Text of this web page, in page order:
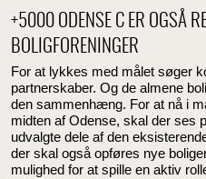
+5000 ODENSE C ER OGSÅ
BOLIGFORENINGER
For at lykkes med målet søger
partnerskaber. Og de almene
den sammenhæng. For at nå i
midten af Odense, skal der ses
udvalgte dele af den
der skal også opføres nye
mulighed for at spille en aktiv